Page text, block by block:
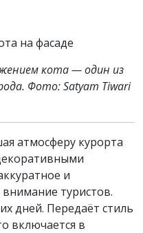
кота — один из
Фото: Satyam Tiwari
атмосферу курорта
и
туристов.
дней. Передаёт стиль
включается в